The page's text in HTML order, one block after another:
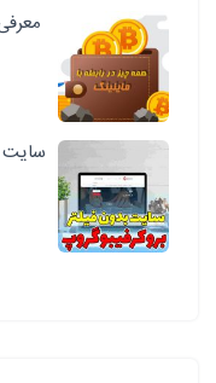
سایت